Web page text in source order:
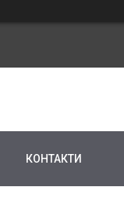
КОНТАКТИ